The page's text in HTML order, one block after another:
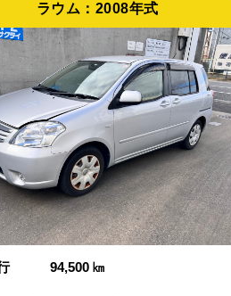
ラウム： 2008年式
94,500 ㎞